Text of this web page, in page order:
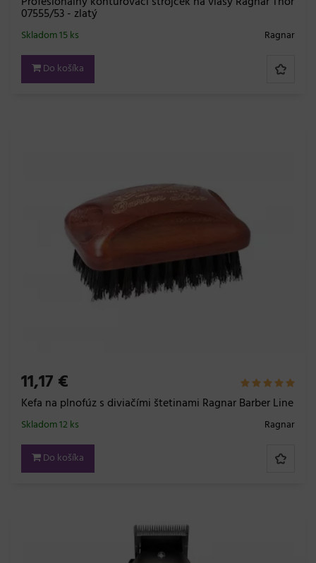
07555/53 - zlatý
Ragnar
Skladom 15 ks
Do košíka
11,17 €
Kefa na plnofúz s diviačími štetinami Ragnar Barber Line
Ragnar
Skladom 12 ks
Do košíka